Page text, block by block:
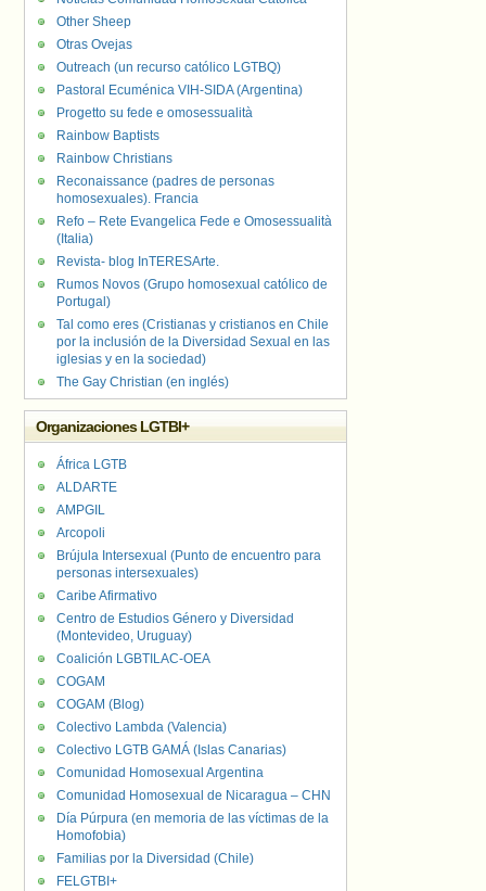
Other Sheep
Otras Ovejas
Outreach (un recurso católico LGTBQ)
Pastoral Ecuménica VIH-SIDA (Argentina)
Progetto su fede e omosessualità
Rainbow Baptists
Rainbow Christians
Reconaissance (padres de personas
homosexuales). Francia
Refo – Rete Evangelica Fede e Omosessualità
(Italia)
Revista- blog InTERESArte.
Rumos Novos (Grupo homosexual católico de
Portugal)
Tal como eres (Cristianas y cristianos en Chile
por la inclusión de la Diversidad Sexual en las
iglesias y en la sociedad)
The Gay Christian (en inglés)
Organizaciones LGTBI+
África LGTB
ALDARTE
AMPGIL
Arcopoli
Brújula Intersexual (Punto de encuentro para
personas intersexuales)
Caribe Afirmativo
Centro de Estudios Género y Diversidad
(Montevideo, Uruguay)
Coalición LGBTILAC-OEA
COGAM
COGAM (Blog)
Colectivo Lambda (Valencia)
Colectivo LGTB GAMÁ (Islas Canarias)
Comunidad Homosexual Argentina
Comunidad Homosexual de Nicaragua – CHN
Día Púrpura (en memoria de las víctimas de la
Homofobia)
Familias por la Diversidad (Chile)
FELGTBI+